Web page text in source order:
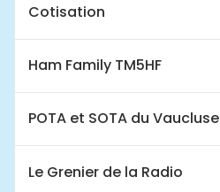
Cotisation
Ham Family TM5HF
POTA et SOTA du Vaucluse
Le Grenier de la Radio